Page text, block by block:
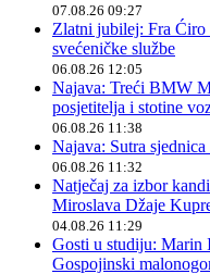
07.08.26 09:27
Zlatni jubilej: Fra Ćiro
svećeničke službe
06.08.26 12:05
Najava: Treći BMW
posjetitelja i stotine
06.08.26 11:38
Najava: Sutra
06.08.26 11:32
Natječaj za izbor
Miroslava Džaje
04.08.26 11:29
Gosti u studiju:
Gospojinski